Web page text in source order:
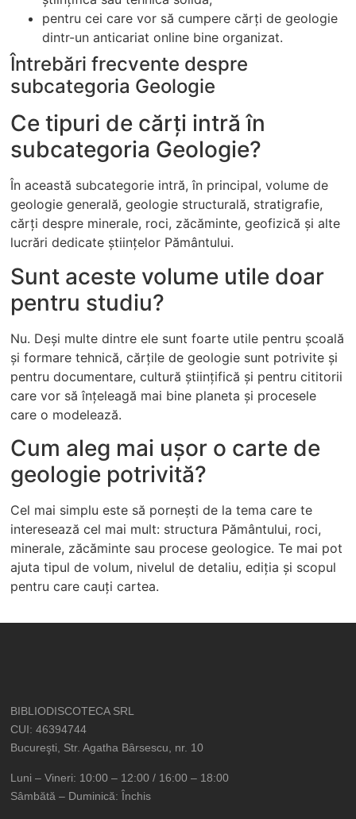
pentru cei care vor să cumpere cărți de geologie
dintr-un anticariat online bine organizat.
Întrebări frecvente despre
subcategoria Geologie
Ce tipuri de cărți intră în
subcategoria Geologie?
În această subcategorie intră, în principal, volume de
geologie generală, geologie structurală, stratigrafie,
cărți despre minerale, roci, zăcăminte, geofizică și alte
lucrări dedicate științelor Pământului.
Sunt aceste volume utile doar
pentru studiu?
Nu. Deși multe dintre ele sunt foarte utile pentru școală
și formare tehnică, cărțile de geologie sunt potrivite și
pentru documentare, cultură științifică și pentru cititorii
care vor să înțeleagă mai bine planeta și procesele
care o modelează.
Cum aleg mai ușor o carte de
geologie potrivită?
Cel mai simplu este să pornești de la tema care te
interesează cel mai mult: structura Pământului, roci,
minerale, zăcăminte sau procese geologice. Te mai pot
ajuta tipul de volum, nivelul de detaliu, ediția și scopul
pentru care cauți cartea.
BIBLIODISCOTECA SRL
CUI: 46394744
Bucureşti, Str. Agatha Bârsescu, nr. 10
Luni – Vineri: 10:00 – 12:00 / 16:00 – 18:00
Sâmbătă – Duminică: Închis